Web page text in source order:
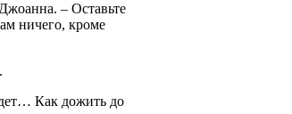
– Оставьте
ничего, кроме
Как дожить до